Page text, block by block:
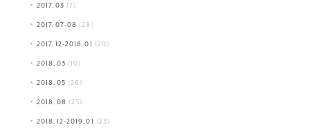
2017.03 (7)
2017.07-08 (28)
2017.12-2018.01 (20)
2018.03 (10)
2018.05 (26)
2018.08 (25)
2018.12-2019.01 (23)